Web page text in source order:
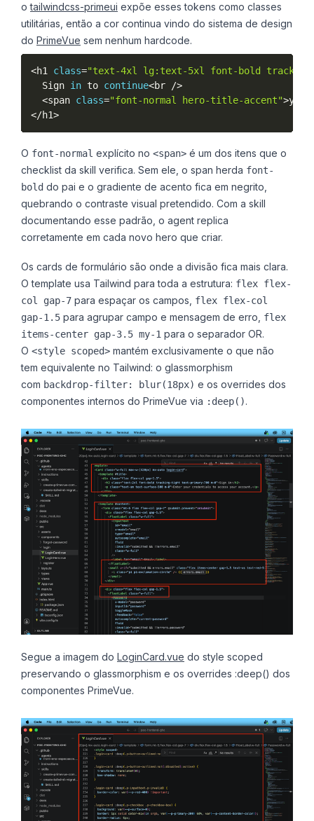
otailwindcss-primeui expõe esses tokens como classes
utilitárias, então a cor continua vindo do sistema de design
do PrimeVue sem nenhum hardcode.
<h1 class="text-4xl lg:text-5xl font-bold
  Sign
in to continue<br />
<span class="font-normal hero-title-accent">
</h1>
O font-normal explícito no <span> é um dos itens que o
checklist da skill verifica. Sem ele, o span herda font-
bold do pai e o gradiente de acento fica em negrito,
quebrando o contraste visual pretendido. Com a skill
documentando esse padrão, o agent replica
corretamente em cada novo hero que criar.
Os cards de formulário são onde a divisão fica mais clara.
O template usa Tailwind para toda a estrutura: flex flex-
col gap-7 para espaçar os campos, flex flex-col
gap-1.5 para agrupar campo e mensagem de erro, flex
items-center gap-3.5 my-1 para o separador OR.
O <style scoped> mantém exclusivamente o que não
tem equivalente no Tailwind: o glassmorphism
com backdrop-filter: blur(18px) e os overrides dos
componentes internos do PrimeVue via :deep().
Segue a imagem do LoginCard.vue do style scoped
preservando o glassmorphism e os overrides :deep() dos
componentes PrimeVue.